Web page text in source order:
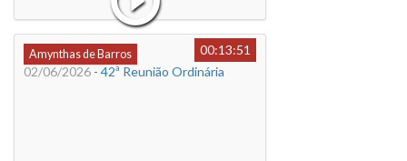
Amynthas de Barros
00:13:51
02/06/2026 - 42ª Reunião Ordinária